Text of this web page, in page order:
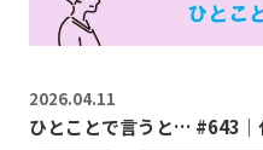
2026.04.11
ひとことで言うと… #643｜